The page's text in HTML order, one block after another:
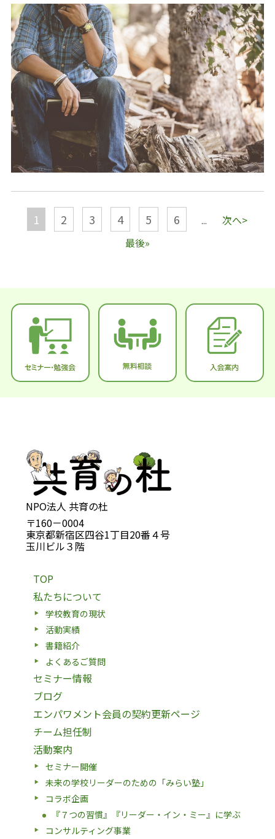
1 2 3 4 5 6 ...
次へ>
最後»
NPO法人 共育の杜
〒160－0004
東京都新宿区四谷1丁目20番４号
玉川ビル３階
TOP
私たちについて
学校教育の現状
活動実績
書籍紹介
よくあるご質問
セミナー情報
ブログ
エンパワメント会員の契約更新ページ
チーム担任制
活動案内
セミナー開催
未来の学校リーダーのための「みらい塾」
コラボ企画
『７つの習慣』『リーダー・イン・ミー』に学ぶ
コンサルティング事業